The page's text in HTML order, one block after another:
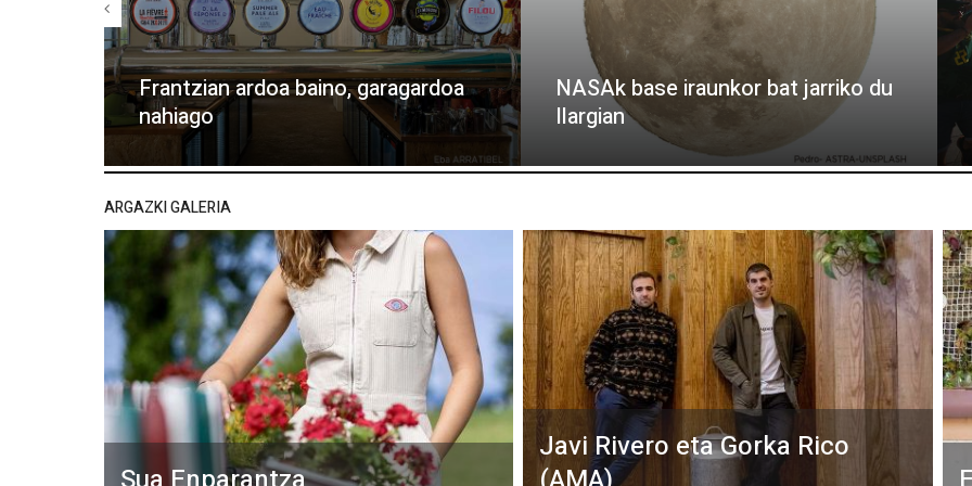
Frantzian ardoa baino, garagardoa
nahiago
NASAk base iraunkor bat jarriko du
Ilargian
ARGAZKI GALERIA
Javi Rivero eta Gorka Rico